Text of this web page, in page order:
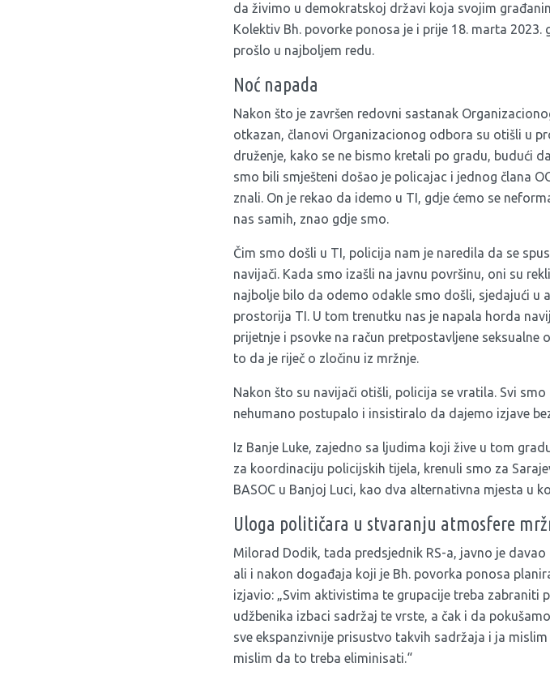
da živimo u demokratskoj državi koja svojim
Kolektiv Bh. povorke ponosa je i prije 18. marta
prošlo u najboljem redu.
Noć napada
Nakon što je završen redovni sastanak
otkazan, članovi Organizacionog odbora su otišli u
druženje, kako se ne bismo kretali po gradu, budući
smo bili smješteni došao je policajac i jednog člana
znali. On je rekao da idemo u TI, gdje ćemo se
nas samih, znao gdje smo.
Čim smo došli u TI, policija nam je naredila da se
navijači. Kada smo izašli na javnu površinu, oni su
najbolje bilo da odemo odakle smo došli, sjedajući u
prostorija TI. U tom trenutku nas je napala horda
prijetnje i psovke na račun pretpostavljene
to da je riječ o zločinu iz mržnje.
Nakon što su navijači otišli, policija se vratila. Svi
nehumano postupalo i insistiralo da dajemo izjave
Iz Banje Luke, zajedno sa ljudima koji žive u tom
za koordinaciju policijskih tijela, krenuli smo za
BASOC u Banjoj Luci, kao dva alternativna mjesta u
Uloga političara u stvaranju atmosfere
Milorad Dodik, tada predsjednik RS-a, javno je
ali i nakon događaja koji je Bh. povorka ponosa
izjavio: „Svim aktivistima te grupacije treba zabraniti
udžbenika izbaci sadržaj te vrste, a čak i da
sve ekspanzivnije prisustvo takvih sadržaja i ja
mislim da to treba eliminisati.“